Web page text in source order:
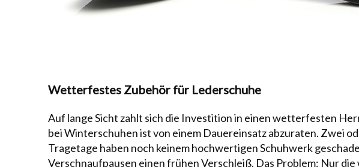
Wetterfestes Zubehör für Lederschuhe
Auf lange Sicht zahlt sich die Investition in einen wetterfesten
bei Winterschuhen ist von einem Dauereinsatz abzuraten. Zwei
Tragetage haben noch keinem hochwertigen Schuhwerk
Verschnaufpausen einen frühen Verschleiß. Das Problem: Nur